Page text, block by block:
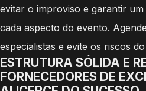
evitar o improviso e garantir
cada aspecto do evento.
especialistas e evite os riscos
ESTRUTURA SÓLIDA E
FORNECEDORES DE